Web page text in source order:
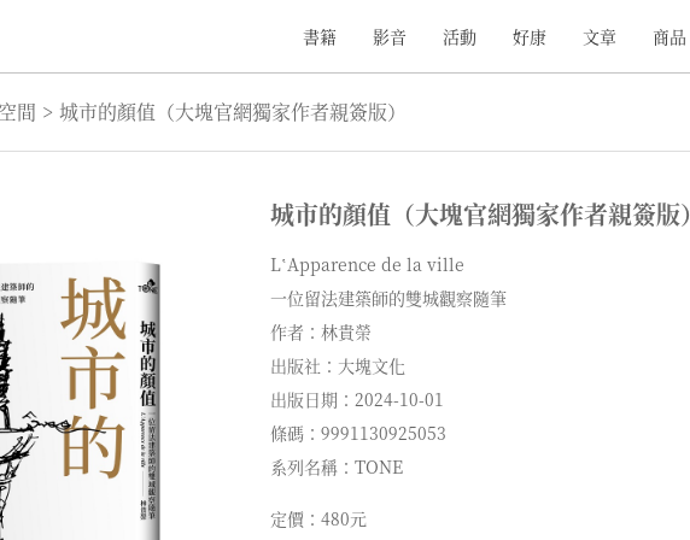
書籍 影音 活動 好康 文章 商品
間 > 城市的顏值（大塊官網獨家作者親簽版）
城市的顏值（大塊官網獨家作者親簽版）
L‛Apparence de la ville
一位留法建築師的雙城觀察隨筆
作者：林貴榮
出版社：大塊文化
出版日期：2024-10-01
條碼：9991130925053
系列名稱：TONE
定價：480元